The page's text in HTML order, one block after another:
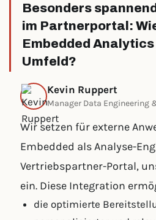
Besonders
im Partnerportal:
Embedded
Umfeld?
Kevin Ruppert
Manager Data Engineering
Wir setzen für externe
Embedded als Analyse-
Vertriebspartner-Portal,
ein. Diese Integration
die optimierte